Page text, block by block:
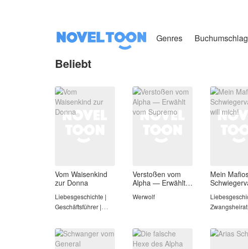
Genres Buchumschlag
Beliebt
Vom Waisenkind
zur Donna
Liebesgeschichte |
Geschäftsführer |
Verstoßen vom
Alpha — Erwählt
Werwolf
Mein